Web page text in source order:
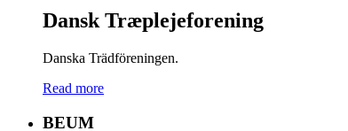
Dansk Træplejeforening
Danska Trädföreningen.
Read more
BEUM